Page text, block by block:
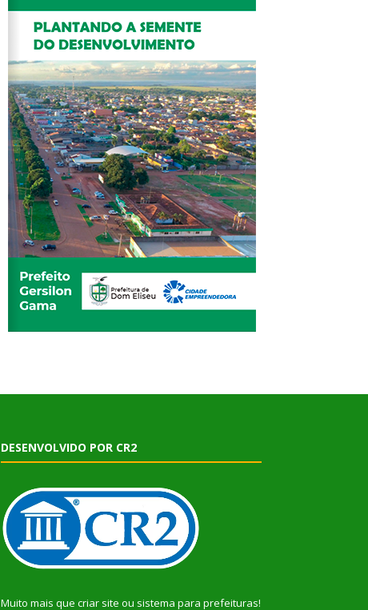
DESENVOLVIDO POR CR2
Muito mais que criar site ou sistema para prefeituras!